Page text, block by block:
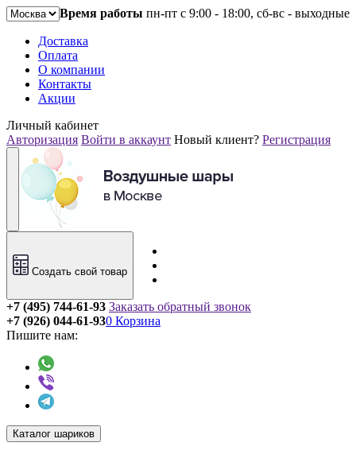
Время работы пн-пт с 9:00 - 18:00, сб-вс - выходные
Доставка
Оплата
О компании
Контакты
Акции
Личный кабинет
Авторизация Войти в аккаунт Новый клиент? Регистрация
Создать свой товар
+7 (495) 744-61-93 Заказать обратный звонок
+7 (926) 044-61-93
Пишите нам:
0 Корзина
Каталог шариков